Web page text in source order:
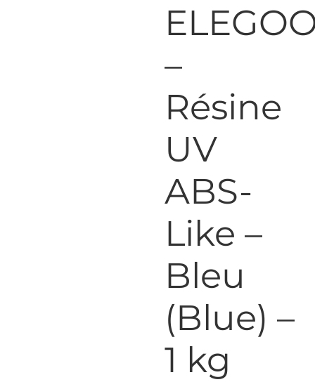
–
Résine
UV
ABS-
Like –
Bleu
(Blue) –
1 kg